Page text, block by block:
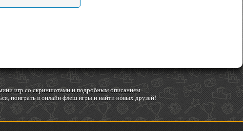
игр со скриншотами и подробным описанием
поиграть в онлайн флеш игры и найти новых друзей!